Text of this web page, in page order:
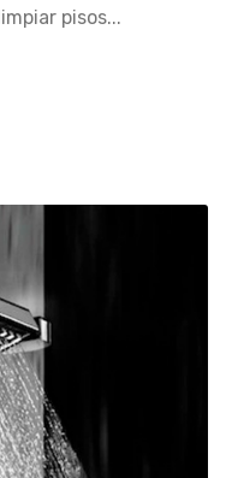
pisos...